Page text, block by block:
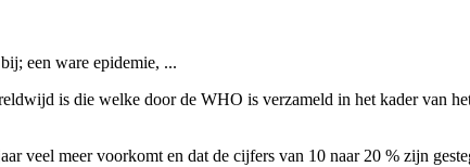
een ware epidemie, ...
is die welke door de WHO is verzameld in het kader van
veel meer voorkomt en dat de cijfers van 10 naar 20 % zijn